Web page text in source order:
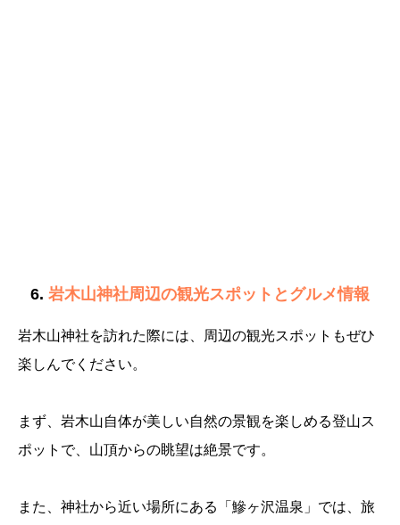
6. 岩木山神社周辺の観光スポットとグルメ情報
岩木山神社を訪れた際には、周辺の観光スポットもぜひ
楽しんでください。
まず、岩木山自体が美しい自然の景観を楽しめる登山ス
ポットで、山頂からの眺望は絶景です。
また、神社から近い場所にある「鰺ヶ沢温泉」では、旅